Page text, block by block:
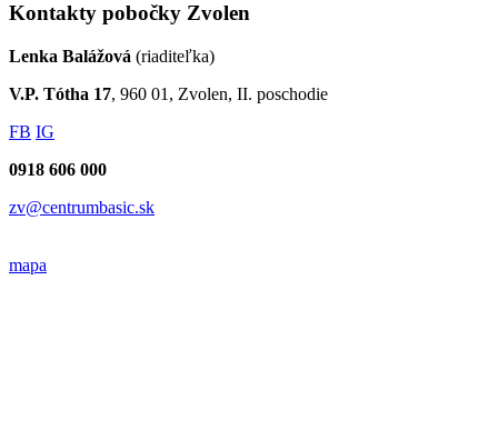
Kontakty pobočky Zvolen
Lenka Balážová (riaditeľka)
V.P. Tótha 17, 960 01, Zvolen, II. poschodie
FB IG
0918 606 000
zv@centrumbasic.sk
mapa